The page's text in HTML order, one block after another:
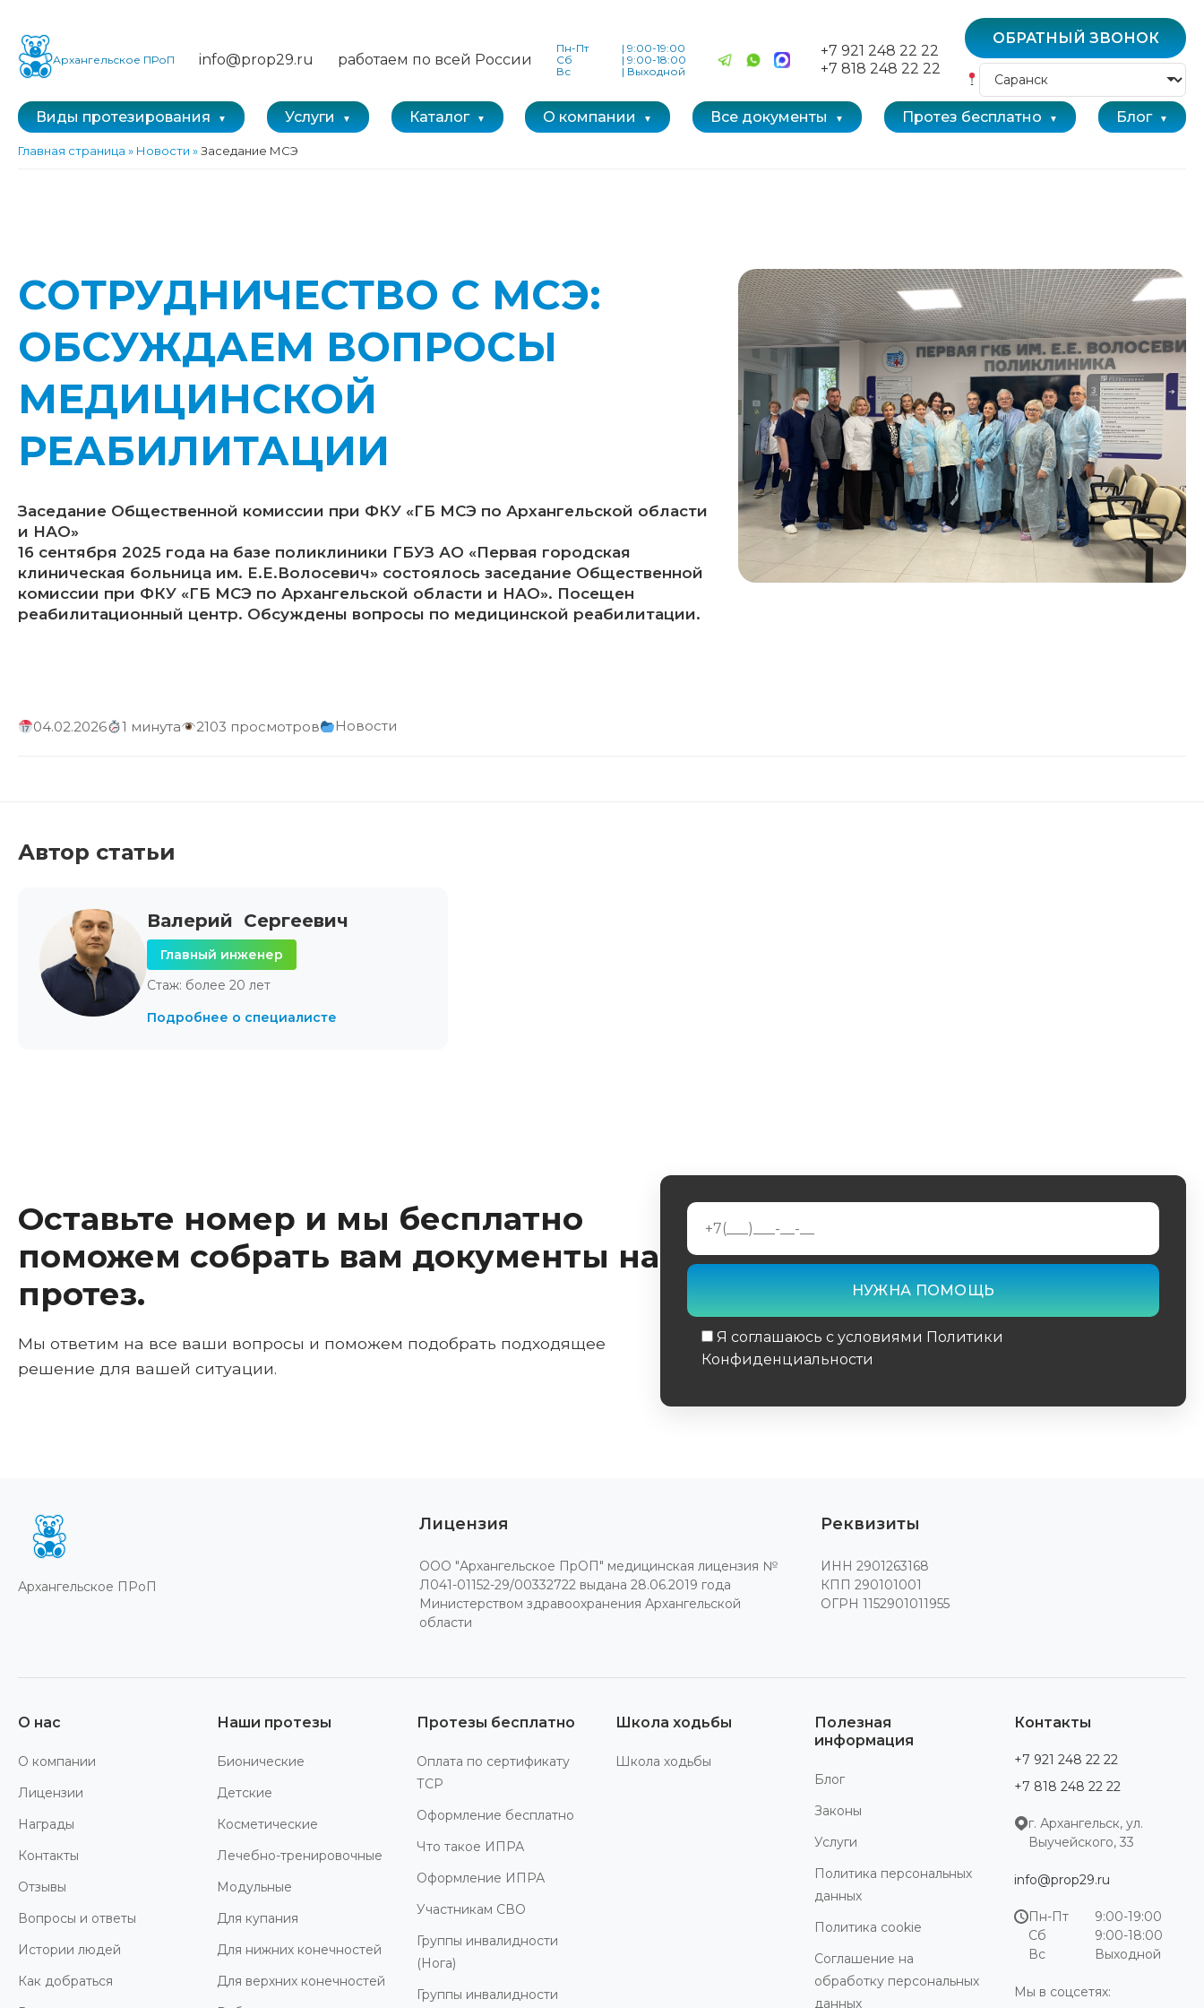
Архангельское ПРоП info@prop29.ru работаем по всей России
Пн-Пт | 9:00-19:00
Сб
| 9:00-18:00
Вс
| Выходной
+7 921 248 22 22
+7 818 248 22 22
ОБРАТНЫЙ ЗВОНОК
Виды протезирования Услуги Каталог О компании Все документы Протез бесплатно Блог
Главная страница » Новости »Заседание МСЭ
СОТРУДНИЧЕСТВО С МСЭ:
ОБСУЖДАЕМ ВОПРОСЫ
МЕДИЦИНСКОЙ
РЕАБИЛИТАЦИИ
Заседание Общественной комиссии при ФКУ «ГБ МСЭ по Архангельской области
и НАО»
16 сентября 2025 года на базе поликлиники ГБУЗ АО «Первая городская
клиническая больница им. Е.Е.Волосевич» состоялось заседание Общественной
комиссии при ФКУ «ГБ МСЭ по Архангельской области и НАО». Посещен
реабилитационный центр. Обсуждены вопросы по медицинской реабилитации.
04.02.2026 1 минута 2103 просмотров Новости
Автор статьи
Валерий Сергеевич
Главный инженер
Стаж: более 20 лет
Подробнее о специалисте
Оставьте номер и мы бесплатно
поможем собрать вам документы на
протез.
Мы ответим на все ваши вопросы и поможем подобрать подходящее
решение для вашей ситуации.
Я соглашаюсь с условиями Политики
Конфиденциальности
Архангельское ПРоП
Лицензия
ООО "Архангельское ПрОП" медицинская лицензия №
Л041-01152-29/00332722 выдана 28.06.2019 года
Министерством здравоохранения Архангельской
области
Реквизиты
ИНН 2901263168
КПП 290101001
ОГРН 1152901011955
О нас
О компании
Лицензии
Награды
Контакты
Отзывы
Вопросы и ответы
Истории людей
Как добраться
Наши протезы
Бионические
Детские
Косметические
Лечебно-тренировочные
Модульные
Для купания
Для нижних конечностей
Для верхних конечностей
Протезы бесплатно
Оплата по сертификату
ТСР
Оформление бесплатно
Что такое ИПРА
Оформление ИПРА
Участникам СВО
Группы инвалидности
(Нога)
Группы инвалидности
Школа ходьбы
Школа ходьбы
Полезная
информация
Блог
Законы
Услуги
Политика персональных
данных
Политика cookie
Соглашение на
обработку персональных
данных
Контакты
+7 921 248 22 22
+7 818 248 22 22
г. Архангельск, ул.
Выучейского, 33
info@prop29.ru
Пн-Пт
9:00-19:00
Сб
9:00-18:00
Вс
Выходной
Мы в соцсетях: